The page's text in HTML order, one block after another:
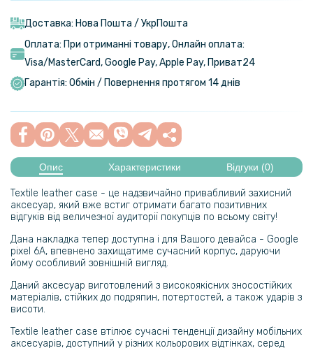
Transparent
159 грн
199 грн
на задню панель, Transparent
159 грн
199 грн
Загартоване захисне скло Full Screen Tempered Glass для Google
Pixel 6A, Black
254 грн
299 грн
Доставка: Нова Пошта / УкрПошта
Оплата: При отриманні товару, Онлайн оплата:
Visa/MasterСard, Google Pay, Apple Pay, Приват24
Гарантія: Обмін / Повернення протягом 14 днів
Опис Характеристики Відгуки (0)
Textile leather саse - це надзвичайно привабливий захисний
аксесуар, який вже встиг отримати багато позитивних
відгуків від величезної аудиторії покупців по всьому світу!
Дана накладка тепер доступна і для Вашого девайса - Google
pixel 6A, впевнено захищатиме сучасний корпус, даруючи
йому особливий зовнішній вигляд.
Даний аксесуар виготовлений з високоякісних зносостійких
матеріалів, стійких до подряпин, потертостей, а також ударів з
висоти.
Textile leather саse втілює сучасні тенденції дизайну мобільних
аксесуарів, доступний у різних кольорових відтінках, серед